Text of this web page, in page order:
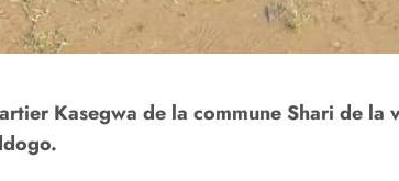
Kasegwa de la commune Shari de